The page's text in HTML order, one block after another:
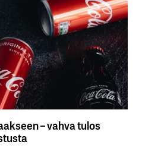
– vahva tulos